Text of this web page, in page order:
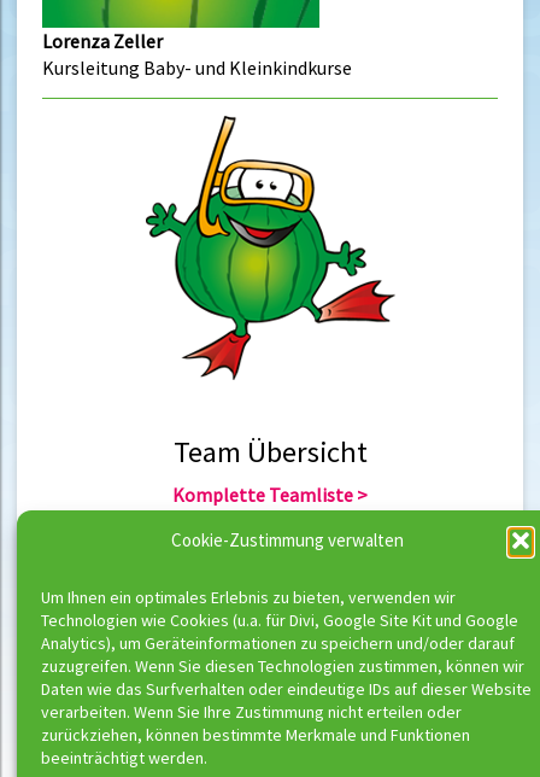
Cookie-Zustimmung verwalten
Um Ihnen ein optimales Erlebnis zu bieten, verwenden wir
Technologien wie Cookies (u.a. für Divi, Google Site Kit und Google
Analytics), um Geräteinformationen zu speichern und/oder darauf
zuzugreifen. Wenn Sie diesen Technologien zustimmen, können wir
Daten wie das Surfverhalten oder eindeutige IDs auf dieser Website
verarbeiten. Wenn Sie Ihre Zustimmung nicht erteilen oder
zurückziehen, können bestimmte Merkmale und Funktionen
beeinträchtigt werden.
Lorenza Zeller
Kursleitung Baby- und Kleinkindkurse
Team Übersicht
Komplette Teamliste >
Team Hannover >
Team Übersicht
Komplette Trainerliste >
Trainer Berlin >
Trainer Hannover >